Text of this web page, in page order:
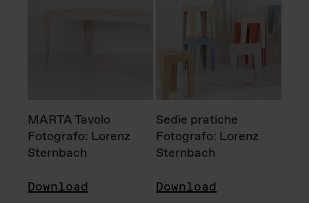
MARTA Tavolo
Fotografo: Lorenz
Sternbach
Download
Sedie pratiche
Fotografo: Lorenz
Sternbach
Download